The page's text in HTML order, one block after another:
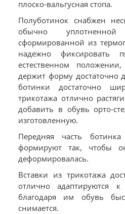
плоско-вальгусная стопа.
Полуботинок снабжен
обычно
сформированной из
надежно фиксировать
естественном
держит форму достаточно
ботинки достаточно
трикотажа отлично
добавить в обувь орто-
изготовленную.
Передняя часть
формируют так, чтобы
деформировалась.
Вставки из трикотажа
отлично адаптируются
благодаря им обувь
снимается.